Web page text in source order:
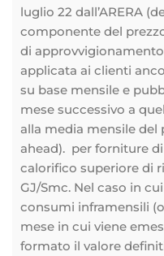
luglio 22 dall’ARERA
componente del
di
applicata ai clienti
su base mensile e
mese successivo a
alla media mensile del
ahead). per forniture
calorifico superiore di
GJ/Smc. Nel caso in
consumi inframensili
mese in cui viene
formato il valore